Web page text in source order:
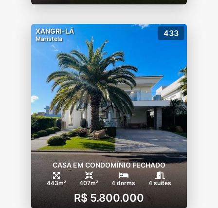
XANGRI-LÁ
Maristela
433
CASA EM CONDOMÍNIO FECHADO
443m² 407m² 4 dorms 4 suítes
R$ 5.800.000